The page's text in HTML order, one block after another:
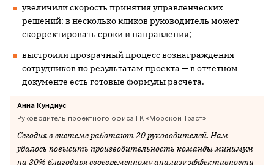
увеличили скорость принятия управленческих
решений: в несколько кликов руководитель может
скорректировать сроки и направления;
выстроили прозрачный процесс вознаграждения
сотрудников по результатам проекта — в отчетном
документе есть готовые формулы расчета.
Анна Кундиус
Руководитель проектного офиса ГК «Морской Траст»
Сегодня в системе работают 20 руководителей. Нам
удалось повысить производительность команды минимум
на 30% благодаря своевременному анализу эффективности